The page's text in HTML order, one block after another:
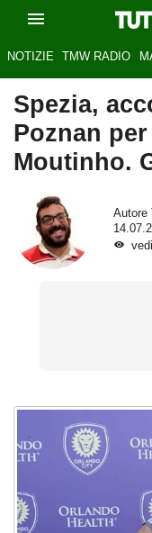
NOTIZIE TMW RADIO
Spezia,
Poznan
Moutinho.
Autore